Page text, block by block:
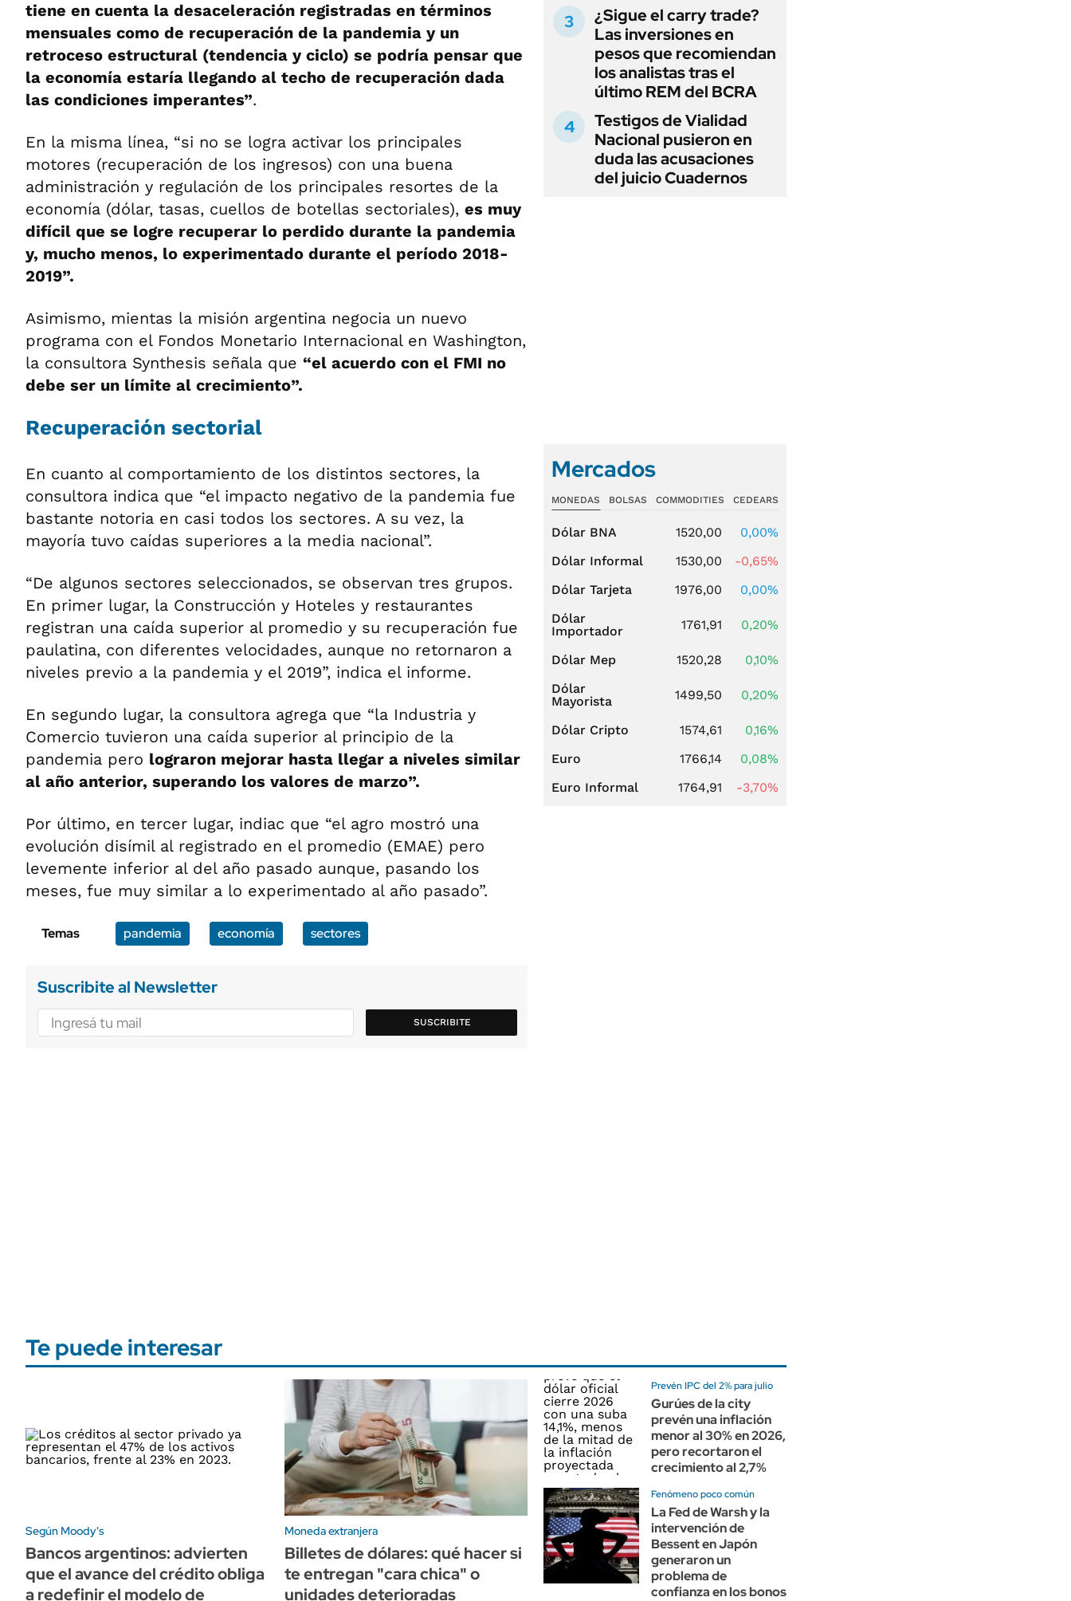
tiene en cuenta la desaceleración registradas en términos
mensuales como de recuperación de la pandemia y un
retroceso estructural (tendencia y ciclo) se podría pensar que
la economía estaría llegando al techo de recuperación dada
las condiciones imperantes”.
En la misma línea, “si no se logra activar los principales
motores (recuperación de los ingresos) con una buena
administración y regulación de los principales resortes de la
economía (dólar, tasas, cuellos de botellas sectoriales), es muy
difícil que se logre recuperar lo perdido durante la pandemia
y, mucho menos, lo experimentado durante el período 2018-
2019”.
Asimismo, mientas la misión argentina negocia un nuevo
programa con el Fondos Monetario Internacional en Washington,
la consultora Synthesis señala que “el acuerdo con el FMI no
debe ser un límite al crecimiento”.
Recuperación sectorial
En cuanto al comportamiento de los distintos sectores, la
consultora indica que “el impacto negativo de la pandemia fue
bastante notoria en casi todos los sectores. A su vez, la
mayoría tuvo caídas superiores a la media nacional”.
“De algunos sectores seleccionados, se observan tres grupos.
En primer lugar, la Construcción y Hoteles y restaurantes
registran una caída superior al promedio y su recuperación fue
paulatina, con diferentes velocidades, aunque no retornaron a
niveles previo a la pandemia y el 2019”, indica el informe.
En segundo lugar, la consultora agrega que “la Industria y
Comercio tuvieron una caída superior al principio de la
pandemia pero lograron mejorar hasta llegar a niveles similar
al año anterior, superando los valores de marzo”.
Por último, en tercer lugar, indiac que “el agro mostró una
evolución disímil al registrado en el promedio (EMAE) pero
levemente inferior al del año pasado aunque, pasando los
meses, fue muy similar a lo experimentado al año pasado”.
Temas pandemia economía sectores
Suscribite al Newsletter
SUSCRIBITE
¿Sigue el carry trade?
Las inversiones en
pesos que recomiendan
los analistas tras el
último REM del BCRA
Testigos de Vialidad
Nacional pusieron en
duda las acusaciones
del juicio Cuadernos
Mercados
MONEDAS BOLSAS COMMODITIES CEDEARS
Dólar BNA 1520,00
0,00%
Dólar Informal
1530,00
-0,65%
Dólar Tarjeta
1976,00
0,00%
Dólar
Importador
1761,91 0,20%
Dólar Mep 1520,28
0,10%
Dólar
Mayorista
1499,50 0,20%
Dólar Cripto 1574,61
0,16%
Euro
1766,14
0,08%
Euro Informal
1764,91 -3,70%
Te puede interesar
Según Moody's
Bancos argentinos: advierten
que el avance del crédito obliga
a redefinir el modelo de
Moneda extranjera
Billetes de dólares: qué hacer si
te entregan "cara chica" o
unidades deterioradas
Prevén IPC del 2% para julio
Gurúes de la city
prevén una inflación
menor al 30% en 2026,
pero recortaron el
crecimiento al 2,7%
Fenómeno poco común
La Fed de Warsh y la
intervención de
Bessent en Japón
generaron un
problema de
confianza en los bonos